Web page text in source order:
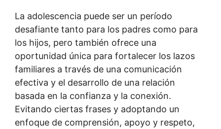
La adolescencia puede ser un período
desafiante tanto para los padres como para
los hijos, pero también ofrece una
oportunidad única para fortalecer los lazos
familiares a través de una comunicación
efectiva y el desarrollo de una relación
basada en la confianza y la conexión.
Evitando ciertas frases y adoptando un
enfoque de comprensión, apoyo y respeto,